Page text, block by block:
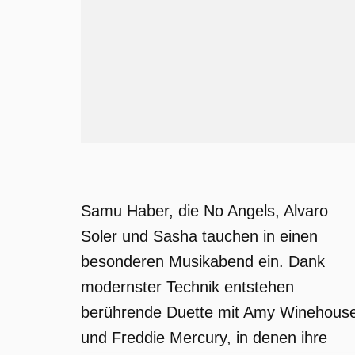
Samu Haber, die No Angels, Alvaro
Soler und Sasha tauchen in einen
besonderen Musikabend ein. Dank
modernster Technik entstehen
berührende Duette mit Amy
und Freddie Mercury, in denen ihre